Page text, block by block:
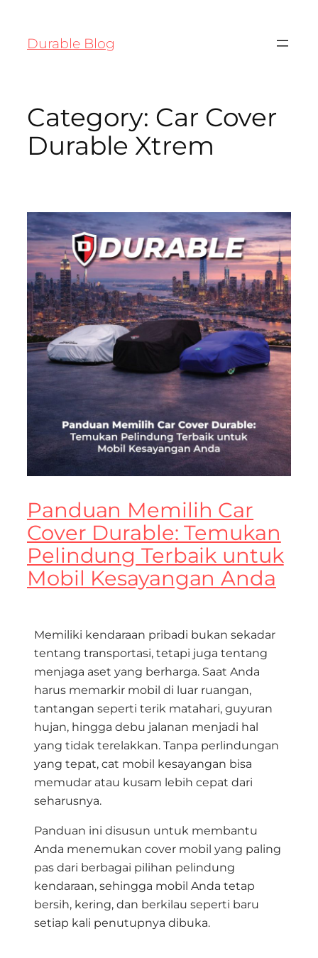
Durable Blog
Category: Car Cover
Durable Xtrem
Panduan Memilih Car
Cover Durable: Temukan
Pelindung Terbaik untuk
Mobil Kesayangan Anda
Memiliki kendaraan pribadi bukan sekadar
tentang transportasi, tetapi juga tentang
menjaga aset yang berharga. Saat Anda
harus memarkir mobil di luar ruangan,
tantangan seperti terik matahari, guyuran
hujan, hingga debu jalanan menjadi hal
yang tidak terelakkan. Tanpa perlindungan
yang tepat, cat mobil kesayangan bisa
memudar atau kusam lebih cepat dari
seharusnya.
Panduan ini disusun untuk membantu
Anda menemukan cover mobil yang paling
pas dari berbagai pilihan pelindung
kendaraan, sehingga mobil Anda tetap
bersih, kering, dan berkilau seperti baru
setiap kali penutupnya dibuka.